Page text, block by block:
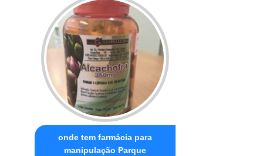
onde tem farmácia para
manipulação Parque